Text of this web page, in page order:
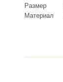
Размер
Материал